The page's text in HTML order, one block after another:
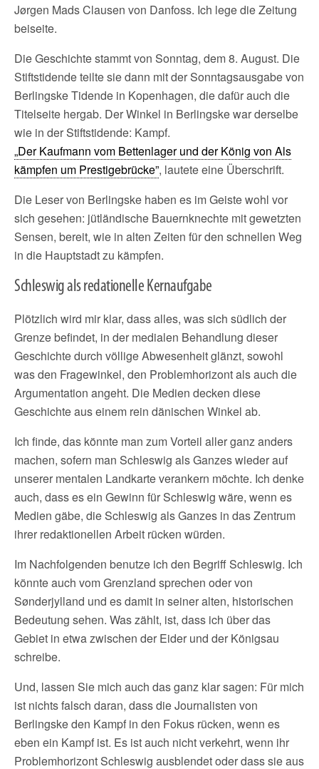
Jørgen Mads Clausen von Danfoss. Ich lege die Zeitung
beiseite.
Die Geschichte stammt von Sonntag, dem 8. August. Die
Stiftstidende teilte sie dann mit der Sonntagsausgabe von
Berlingske Tidende in Kopenhagen, die dafür auch die
Titelseite hergab. Der Winkel in Berlingske war derselbe
wie in der Stiftstidende: Kampf.
„Der Kaufmann vom Bettenlager und der König von Als
kämpfen um Prestigebrücke”, lautete eine Überschrift.
Die Leser von Berlingske haben es im Geiste wohl vor
sich gesehen: jütländische Bauernknechte mit gewetzten
Sensen, bereit, wie in alten Zeiten für den schnellen Weg
in die Hauptstadt zu kämpfen.
Schleswig als redationelle Kernaufgabe
Plötzlich wird mir klar, dass alles, was sich südlich der
Grenze befindet, in der medialen Behandlung dieser
Geschichte durch völlige Abwesenheit glänzt, sowohl
was den Fragewinkel, den Problemhorizont als auch die
Argumentation angeht. Die Medien decken diese
Geschichte aus einem rein dänischen Winkel ab.
Ich finde, das könnte man zum Vorteil aller ganz anders
machen, sofern man Schleswig als Ganzes wieder auf
unserer mentalen Landkarte verankern möchte. Ich denke
auch, dass es ein Gewinn für Schleswig wäre, wenn es
Medien gäbe, die Schleswig als Ganzes in das Zentrum
ihrer redaktionellen Arbeit rücken würden.
Im Nachfolgenden benutze ich den Begriff Schleswig. Ich
könnte auch vom Grenzland sprechen oder von
Sønderjylland und es damit in seiner alten, historischen
Bedeutung sehen. Was zählt, ist, dass ich über das
Gebiet in etwa zwischen der Eider und der Königsau
schreibe.
Und, lassen Sie mich auch das ganz klar sagen: Für mich
ist nichts falsch daran, dass die Journalisten von
Berlingske den Kampf in den Fokus rücken, wenn es
eben ein Kampf ist. Es ist auch nicht verkehrt, wenn ihr
Problemhorizont Schleswig ausblendet oder dass sie aus